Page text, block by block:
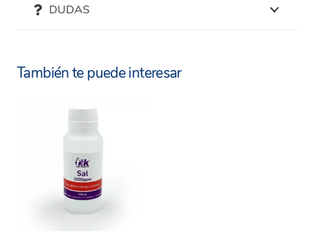
DUDAS
También te puede interesar